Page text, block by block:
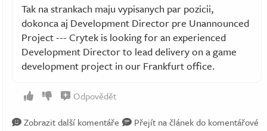
Tak na strankach maju vypisanych par pozicii,
dokonca aj Development Director pre Unannounced
Project --- Crytek is looking for an experienced
Development Director to lead delivery on a game
development project in our Frankfurt office.
Odpovědět
Zobrazit další komentáře
Přejít na článek do komentářové